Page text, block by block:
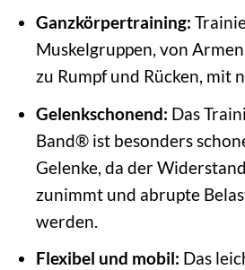
Ganzkörpertraining:
Muskelgruppen, von
zu Rumpf und Rücken, mit
Gelenkschonend: Das
Band® ist besonders
Gelenke, da der
zunimmt und abrupte
werden.
Flexibel und mobil: Das